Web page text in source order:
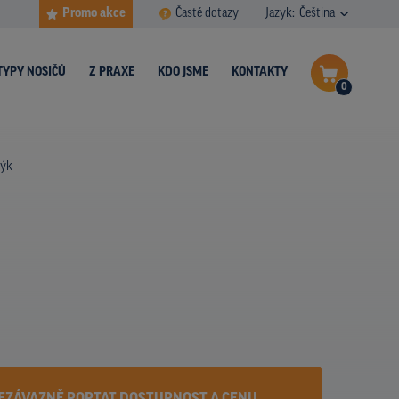
Promo akce Časté dotazy Jazyk: Čeština
0
NOSIČŮ Z PRAXE KDO JSME KONTAKTY